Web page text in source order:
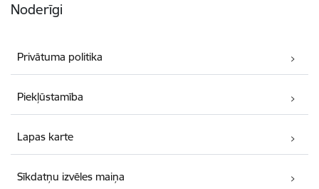
Noderīgi
Privātuma politika
Piekļūstamība
Lapas karte
Sīkdatņu izvēles maiņa